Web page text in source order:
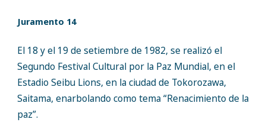
Juramento 14
El 18 y el 19 de setiembre de 1982, se realizó el
Segundo Festival Cultural por la Paz Mundial, en el
Estadio Seibu Lions, en la ciudad de Tokorozawa,
Saitama, enarbolando como tema “Renacimiento de la
paz”.